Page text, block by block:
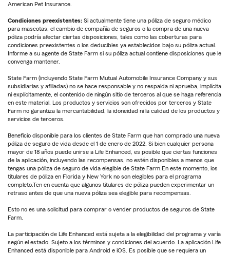
American Pet Insurance.
Condiciones preexistentes: Si actualmente tiene una póliza de seguro médico
para mascotas, el cambio de compañía de seguros o la compra de una nueva
póliza podría afectar ciertas disposiciones, tales como las coberturas para
condiciones preexistentes o los deducibles ya establecidos bajo su póliza actual.
Informe a su agente de State Farm si su póliza actual contiene disposiciones que le
convenga mantener.
State Farm (incluyendo State Farm Mutual Automobile Insurance Company y sus
subsidiarias y afiliadas) no se hace responsable y no respalda ni aprueba, implícita
ni explícitamente, el contenido de ningún sitio de terceros al que se haga referencia
en este material. Los productos y servicios son ofrecidos por terceros y State
Farm no garantiza la mercantabilidad, la idoneidad ni la calidad de los productos y
servicios de terceros.
Beneficio disponible para los clientes de State Farm que han comprado una nueva
póliza de seguro de vida desde el 1 de enero de 2022. Si bien cualquier persona
mayor de 18 años puede unirse a Life Enhanced, es posible que ciertas funciones
de la aplicación, incluyendo las recompensas, no estén disponibles a menos que
tengas una póliza de seguro de vida elegible de State Farm.En este momento, los
titulares de póliza en Florida y New York no son elegibles para el programa
completo.Ten en cuenta que algunos titulares de póliza pueden experimentar un
retraso antes de que una nueva póliza sea elegible para recompensas.
Esto no es una solicitud para comprar o vender productos de seguros de State
Farm.
La participación de Life Enhanced está sujeta a la elegibilidad del programa y varía
según el estado. Sujeto a los términos y condiciones del acuerdo. La aplicación Life
Enhanced está disponible para Android e iOS. Es posible que se requiera un